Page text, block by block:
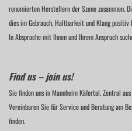
renomierten Herstellern der Szene zusammen.
dies im Gebrauch, Haltbarkeit und Klang positiv
In Absprache mit Ihnen und Ihrem Anspruch
Find us – join us!
Sie finden uns in Mannheim Käfertal. Zentral
Vereinbaren Sie für Service und Beratung am
finden.